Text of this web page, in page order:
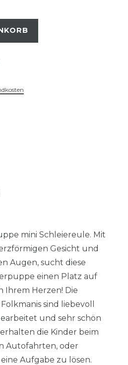
mini Schleiereule. Mit
Gesicht und
Augen, sucht diese
einen Platz auf
Ihrem Herzen! Die
sind liebevoll
und sehr schön
die Kinder beim
Autofahrten, oder
Aufgabe zu lösen.